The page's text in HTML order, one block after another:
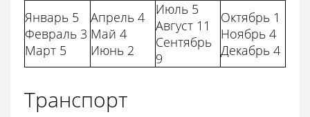
Январь 5
Февраль 3
Март 5
Апрель 4
Май 4
Июнь 2
Июль 5
Август 11
Сентябрь
9
Октябрь 1
Ноябрь 4
Декабрь 4
Транспорт